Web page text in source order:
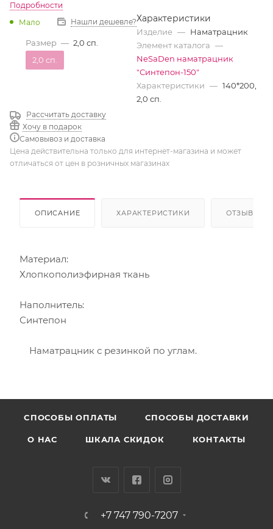
Подробности
Мало
Нашли дешевле?
Размер — 2,0 сп.
2,0 сп.
Рассчитать доставку
Хочу в подарок
Самовывоз и доставка
Характеристики
Изделие — Наматрацник
Элемент каталога —
NeSaDen наматрацник
"Синтепон-150"
Характеристики — 140*200,
2,0 сп.
Цена действительна только для интернет-магазина и может
отличаться от цен в розничных магазинах
ОПИСАНИЕ ХАРАКТЕРИСТИКИ ОТЗЫВЫ
Материал:
Хлопкополиэфирная ткань
Наполнитель:
Синтепон
Наматрацник с резинкой по углам.
CПОСОБЫ ОПЛАТЫ СПОСОБЫ ДОСТАВКИ
О НАС ШКАЛА СКИДОК КОНТАКТЫ
+7 747 790-7207